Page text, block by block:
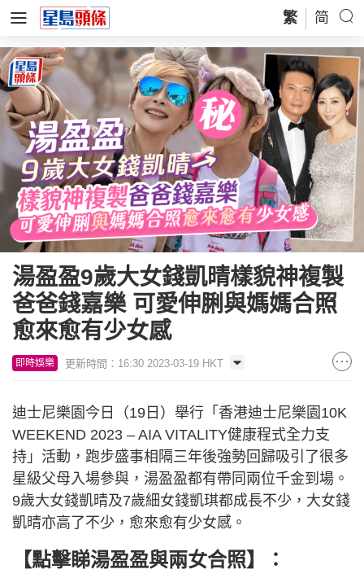
繁 简
湯盈盈9歲大女錢凱晴樣貌神複製
爸爸錢嘉樂 可愛伸脷與媽媽合照
愈來愈有少女感
即時娛樂 更新時間：16:30 2023-03-19 HKT
迪士尼樂園今日（19日）舉行「香港迪士尼樂園10K
WEEKEND 2023 – AIA VITALITY健康程式全力支
持」活動，跑步盛事相隔三年後強勢回歸吸引了很多
星級父母入場參與，湯盈盈都有帶同兩位千金到場。
9歲大女錢凱晴及7歲細女錢凱琪都成長不少，大女錢
凱晴亦高了不少，愈來愈有少女感。
【點擊睇湯盈盈與兩女合照】：